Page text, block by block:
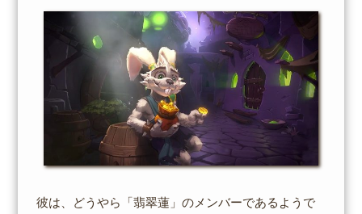
彼は、どうやら「翡翠蓮」のメンバーであるようで